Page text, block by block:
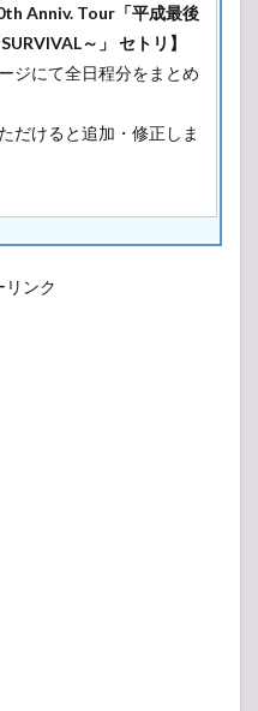
Anniv. Tour「平成最後
～」 セトリ】
ジにて全日程分をまとめ
だけると追加・修正しま
リンク